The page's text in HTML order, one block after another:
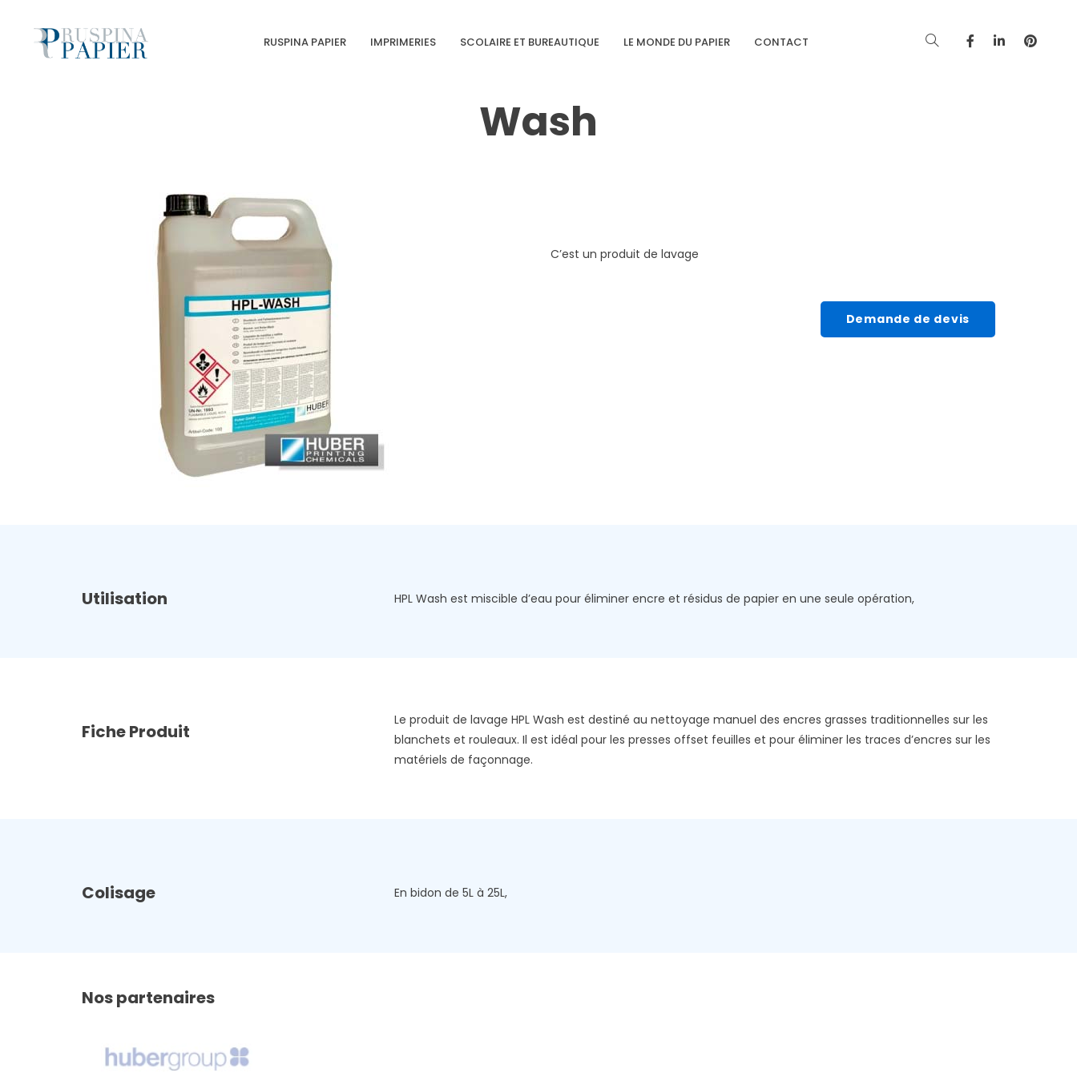
RUSPINA PAPIER IMPRIMERIES SCOLAIRE ET BUREAUTIQUE LE MONDE DU PAPIER CONTACT
Wash
C’est un produit de lavage
Demande de devis
Utilisation HPL Wash est miscible d’eau pour éliminer encre et résidus de papier en une seule opération,
Fiche Produit
Le produit de lavage HPL Wash est destiné au nettoyage manuel des encres grasses traditionnelles sur les
blanchets et rouleaux. Il est idéal pour les presses offset feuilles et pour éliminer les traces d’encres sur les
matériels de façonnage.
Colisage En bidon de 5L à 25L,
Nos partenaires